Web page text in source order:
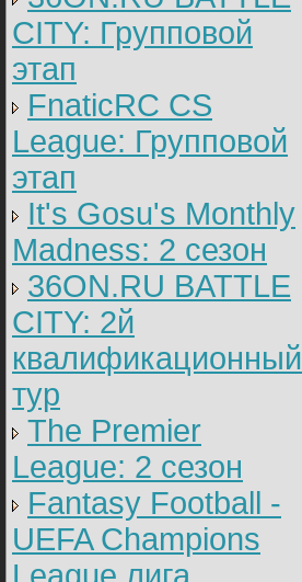
CITY: Групповой
этап
FnaticRC CS
League: Групповой
этап
It's Gosu's Monthly
Madness: 2 сезон
36ON.RU BATTLE
CITY: 2й
квалификационный
тур
The Premier
League: 2 cезон
Fantasy Football -
UEFA Champions